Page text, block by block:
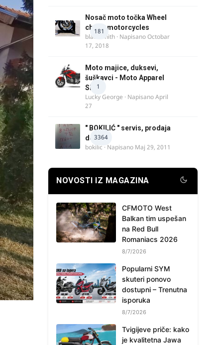
181
Nosač moto točka Wheel
chock motorcycles
blacksmith · NapisanoOctobar
17, 2018
1
Moto majice, duksevi,
šuškavci - Moto Apparel
SRB
Lucky George · NapisanoApril
27
3364
" BOKILIĆ " servis, prodaja
delova
bokilic · Napisano Maj 29, 2011
NOVOSTI IZ MAGAZINA
CFMOTO West
Balkan tim uspešan
na Red Bull
Romaniacs 2026
8/7/2026
Popularni SYM
skuteri ponovo
dostupni – Trenutna
isporuka
8/7/2026
Tvigijeve priče: kako
je kvalitetna Jawa